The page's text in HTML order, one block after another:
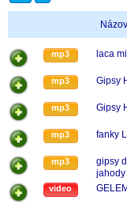
Názov
mp3 laca
mp3 Gipsy
mp3 Gipsy
mp3 fanky
mp3
gipsy
jahody
video